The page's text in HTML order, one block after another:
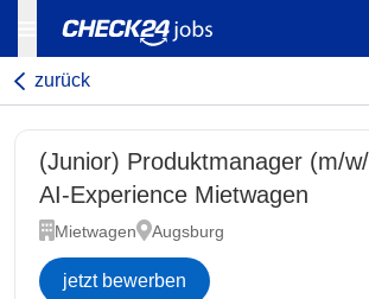
zurück
(Junior) Produktmanager (m/
AI-Experience Mietwagen
Mietwagen Augsburg
jetzt bewerben